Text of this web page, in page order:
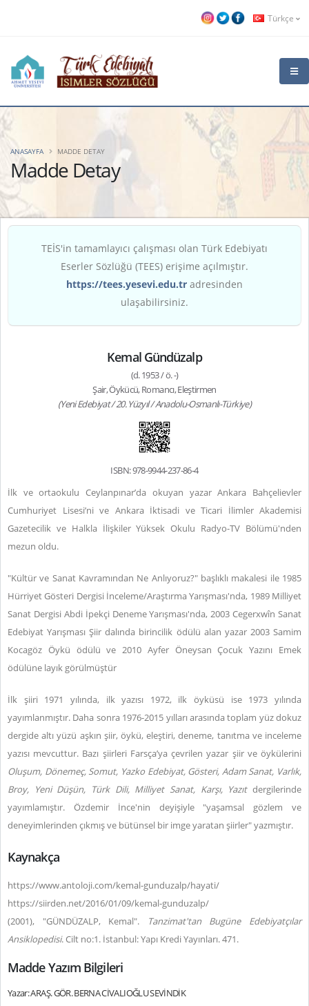
Türkçe
Madde Detay
ANASAYFA MADDE DETAY
TEİS'in tamamlayıcı çalışması olan Türk Edebiyatı
Eserler Sözlüğü (TEES) erişime açılmıştır.
https://tees.yesevi.edu.tr adresinden
ulaşabilirsiniz.
Kemal Gündüzalp
(d. 1953 / ö. -)
Şair, Öykücü, Romancı, Eleştirmen
(Yeni Edebiyat / 20. Yüzyıl / Anadolu-Osmanlı-Türkiye)
ISBN: 978-9944-237-86-4
İlk ve ortaokulu Ceylanpınar’da okuyan yazar Ankara Bahçelievler
Cumhuriyet Lisesi’ni ve Ankara İktisadi ve Ticari İlimler Akademisi
Gazetecilik ve Halkla İlişkiler Yüksek Okulu Radyo-TV Bölümü'nden
mezun oldu.
"Kültür ve Sanat Kavramından Ne Anlıyoruz?" başlıklı makalesi ile 1985
Hürriyet Gösteri Dergisi İnceleme/Araştırma Yarışması'nda, 1989 Milliyet
Sanat Dergisi Abdi İpekçi Deneme Yarışması'nda, 2003 Cegerxwîn Sanat
Edebiyat Yarışması Şiir dalında birincilik ödülü alan yazar 2003 Samim
Kocagöz Öykü ödülü ve 2010 Ayfer Öneysan Çocuk Yazını Emek
ödülüne layık görülmüştür
İlk şiiri 1971 yılında, ilk yazısı 1972, ilk öyküsü ise 1973 yılında
yayımlanmıştır. Daha sonra 1976-2015 yılları arasında toplam yüz dokuz
dergide altı yüzü aşkın şiir, öykü, eleştiri, deneme, tanıtma ve inceleme
yazısı mevcuttur. Bazı şiirleri Farsça’ya çevrilen yazar şiir ve öykülerini
Oluşum, Dönemeç, Somut, Yazko Edebiyat, Gösteri, Adam Sanat, Varlık,
Broy, Yeni Düşün, Türk Dili, Milliyet Sanat, Karşı, Yazıt dergilerinde
yayımlamıştır. Özdemir İnce'nin deyişiyle "yaşamsal gözlem ve
deneyimlerinden çıkmış ve bütünsel bir imge yaratan şiirler" yazmıştır.
Kaynakça
https://www.antoloji.com/kemal-gunduzalp/hayati/
https://siirden.net/2016/01/09/kemal-gunduzalp/
(2001), "GÜNDÜZALP, Kemal".
Tanzimat'tan Bugüne Edebiyatçılar
Ansiklopedisi. Cilt no:1. İstanbul: Yapı Kredi Yayınları. 471.
Madde Yazım Bilgileri
Yazar: ARAŞ. GÖR. BERNA CİVALIOĞLU SEVİNDİK